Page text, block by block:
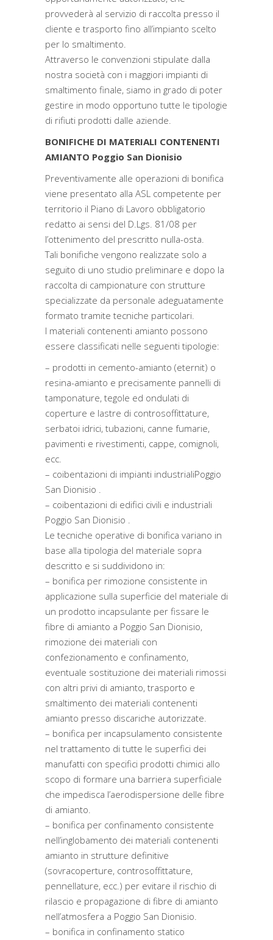
provvederà al servizio di raccolta presso il
cliente e trasporto fino all’impianto scelto
per lo smaltimento.
Attraverso le convenzioni stipulate dalla
nostra società con i maggiori impianti di
smaltimento finale, siamo in grado di poter
gestire in modo opportuno tutte le tipologie
di rifiuti prodotti dalle aziende.
BONIFICHE DI MATERIALI CONTENENTI
AMIANTO Poggio San Dionisio
Preventivamente alle operazioni di bonifica
viene presentato alla ASL competente per
territorio il Piano di Lavoro obbligatorio
redatto ai sensi del D.Lgs. 81/08 per
l’ottenimento del prescritto nulla-osta.
Tali bonifiche vengono realizzate solo a
seguito di uno studio preliminare e dopo la
raccolta di campionature con strutture
specializzate da personale adeguatamente
formato tramite tecniche particolari.
I materiali contenenti amianto possono
essere classificati nelle seguenti tipologie:
– prodotti in cemento-amianto (eternit) o
resina-amianto e precisamente pannelli di
tamponature, tegole ed ondulati di
coperture e lastre di controsoffittature,
serbatoi idrici, tubazioni, canne fumarie,
pavimenti e rivestimenti, cappe, comignoli,
ecc.
– coibentazioni di impianti industrialiPoggio
San Dionisio .
– coibentazioni di edifici civili e industriali
Poggio San Dionisio .
Le tecniche operative di bonifica variano in
base alla tipologia del materiale sopra
descritto e si suddividono in:
– bonifica per rimozione consistente in
applicazione sulla superficie del materiale di
un prodotto incapsulante per fissare le
fibre di amianto a Poggio San Dionisio,
rimozione dei materiali con
confezionamento e confinamento,
eventuale sostituzione dei materiali rimossi
con altri privi di amianto, trasporto e
smaltimento dei materiali contenenti
amianto presso discariche autorizzate.
– bonifica per incapsulamento consistente
nel trattamento di tutte le superfici dei
manufatti con specifici prodotti chimici allo
scopo di formare una barriera superficiale
che impedisca l’aerodispersione delle fibre
di amianto.
– bonifica per confinamento consistente
nell’inglobamento dei materiali contenenti
amianto in strutture definitive
(sovracoperture, controsoffittature,
pennellature, ecc.) per evitare il rischio di
rilascio e propagazione di fibre di amianto
nell’atmosfera a Poggio San Dionisio.
– bonifica in confinamento statico